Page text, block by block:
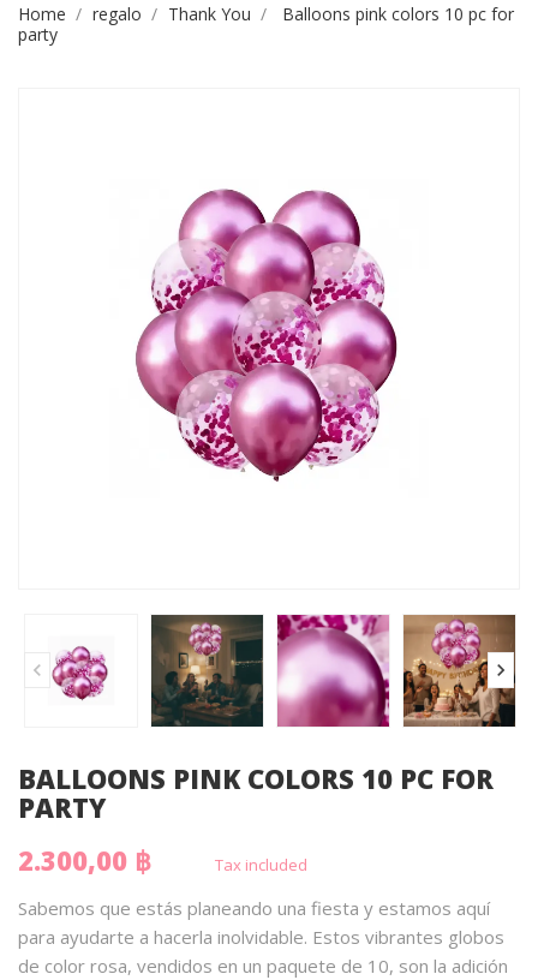
Home regalo Thank You
Balloons pink colors 10 pc for
party
BALLOONS PINK COLORS 10 PC FOR
PARTY
2.300,00 ฿
Tax included
Sabemos que estás planeando una fiesta y estamos aquí
para ayudarte a hacerla inolvidable. Estos vibrantes globos
de color rosa, vendidos en un paquete de 10, son la adición